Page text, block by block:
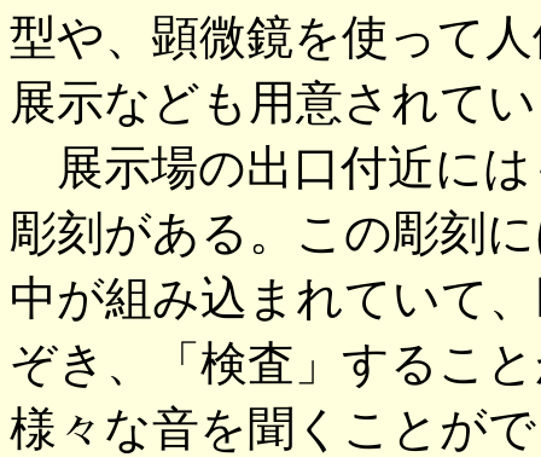
型や、顕微鏡を使って
展示なども用意されて
展示場の出口付近に
彫刻がある。この彫刻
中が組み込まれていて
ぞき、「検査」するこ
様々な音を聞くことが